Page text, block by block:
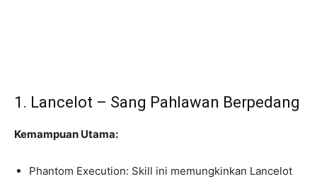
1. Lancelot – Sang Pahlawan Berpedang
Kemampuan Utama:
Phantom Execution: Skill ini memungkinkan Lancelot